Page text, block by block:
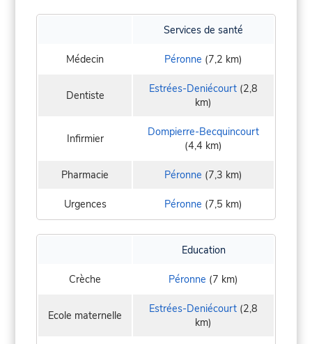
Services de santé
Médecin Péronne (7,2 km)
Dentiste Estrées-Deniécourt (2,8
km)
Infirmier
Dompierre-Becquincourt
(4,4 km)
Pharmacie Péronne (7,3 km)
Urgences Péronne (7,5 km)
Education
Crèche Péronne (7 km)
Ecole maternelle Estrées-Deniécourt (2,8
km)